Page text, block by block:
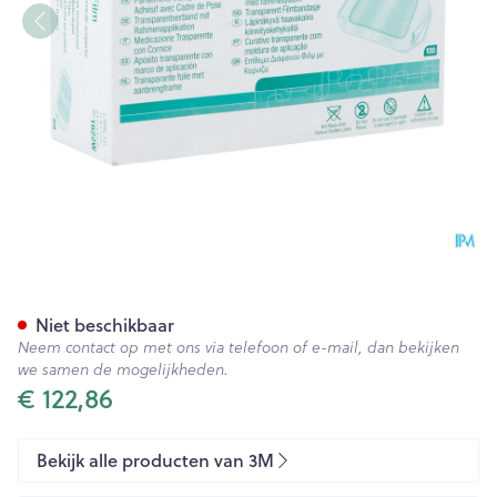
€ 122,86
Niet beschikbaar
Neem contact op met ons via telefoon of e-mail, dan bekijken
we samen de mogelijkheden.
Bekijk alle producten van 3M